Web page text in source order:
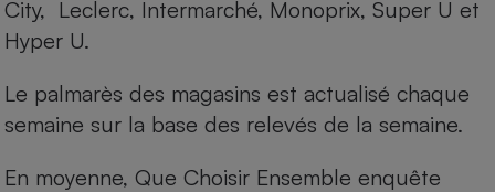
City, Leclerc, Intermarché, Monoprix, Super U et
Hyper U.
Le palmarès des magasins est actualisé chaque
semaine sur la base des relevés de la semaine.
En moyenne, Que Choisir Ensemble enquête